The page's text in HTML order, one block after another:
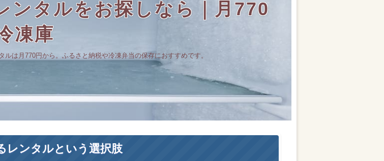
ンタルをお探しなら｜月770
凍庫
は月770円から。ふるさと納税や冷凍弁当の保存におすすめです。
レンタルという選択肢